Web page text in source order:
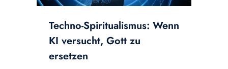
Techno-Spiritualismus: Wenn
KI versucht, Gott zu
ersetzen